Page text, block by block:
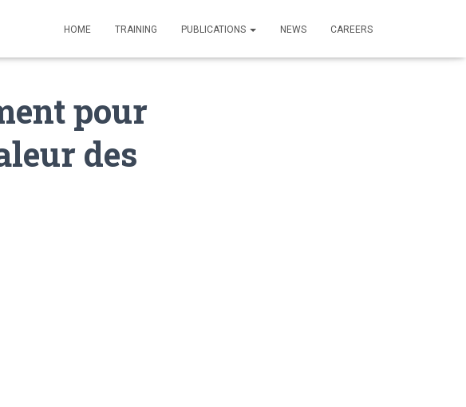
HOME TRAINING PUBLICATIONS NEWS CAREERS
pour
des